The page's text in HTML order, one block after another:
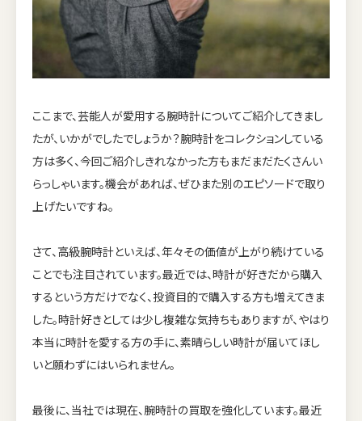
ここまで、芸能人が愛用する腕時計についてご紹介してきまし
たが、いかがでしたでしょうか？腕時計をコレクションしている
方は多く、今回ご紹介しきれなかった方もまだまだたくさんい
らっしゃいます。機会があれば、ぜひまた別のエピソードで取り
上げたいですね。
さて、高級腕時計といえば、年々その価値が上がり続けている
ことでも注目されています。最近では、時計が好きだから購入
するという方だけでなく、投資目的で購入する方も増えてきま
した。時計好きとしては少し複雑な気持ちもありますが、やはり
本当に時計を愛する方の手に、素晴らしい時計が届いてほし
いと願わずにはいられません。
最後に、当社では現在、腕時計の買取を強化しています。最近